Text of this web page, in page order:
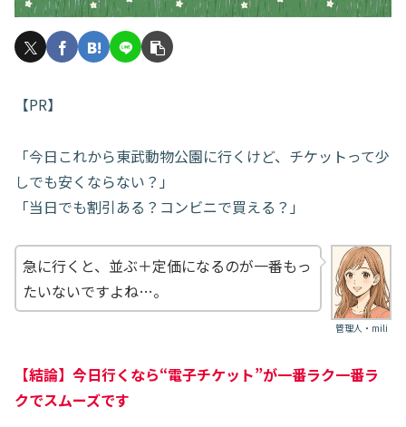
【PR】
「今日これから東武動物公園に行くけど、チケットって少
しでも安くならない？」
「当日でも割引ある？コンビニで買える？」
管理人・mili
急に行くと、並ぶ＋定価になるのが一番もっ
たいないですよね…。
【結論】今日行くなら“電子チケット”が一番ラク一番ラ
クでスムーズです